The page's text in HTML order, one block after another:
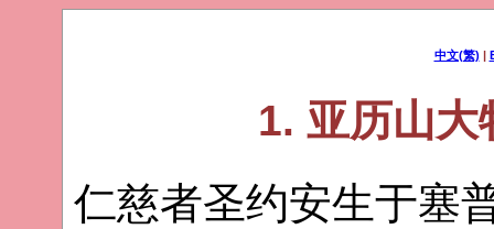
中文(繁) |
1. 亚历山大
仁慈者圣约安生于塞